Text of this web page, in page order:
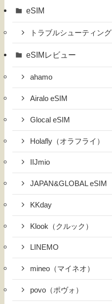
eSIM
トラブルシューティング
eSIMレビュー
ahamo
Airalo eSIM
Glocal eSIM
Holafly（オラフライ）
IIJmio
JAPAN&GLOBAL eSIM
KKday
Klook（クルック）
LINEMO
mineo（マイネオ）
povo（ポヴォ）